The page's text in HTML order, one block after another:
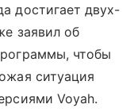
достигает двух-
заявил об
чтобы
ситуация
Voyah.